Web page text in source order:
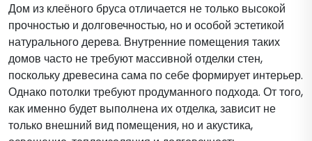
Дом из клеёного бруса отличается не только высокой
прочностью и долговечностью, но и особой эстетикой
натурального дерева. Внутренние помещения таких
домов часто не требуют массивной отделки стен,
поскольку древесина сама по себе формирует интерьер.
Однако потолки требуют продуманного подхода. От того,
как именно будет выполнена их отделка, зависит не
только внешний вид помещения, но и акустика,